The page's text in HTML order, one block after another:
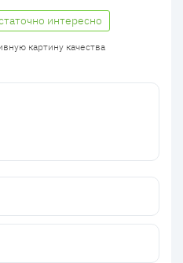
интересно
картину качества